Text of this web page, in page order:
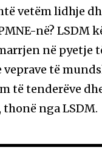
vetëm lidhje
në? LSDM
në pyetje
të
të tenderëve
nga LSDM.